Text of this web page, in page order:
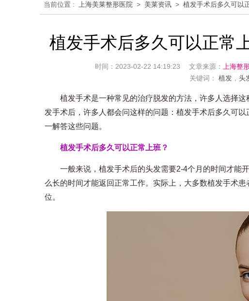
当前位置 : 上海美莱整形医院 > 美莱资讯 > 植发手术后多久可以
植发手术后多久可以正常
时间：2023-02-22 14:19:23 文章来源： 上海整
关键词： 植发， 头
植发手术是一种常见的治疗脱发的方法，许多人选择这
发手术后，许多人都会问这样的问题：植发手术后多久可
一解答这些问题。
植发手术后多久可以正常上班？
一般来说，植发手术后的头发需要2-4个月的时间才能
么长的时间才能返回正常工作。实际上，大多数植发手术
位。